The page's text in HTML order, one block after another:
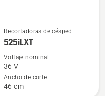
Ver
más
sobre
525iLXT
Recortadoras de césped
525iLXT
Voltaje nominal
36 V
Ancho de corte
46 cm